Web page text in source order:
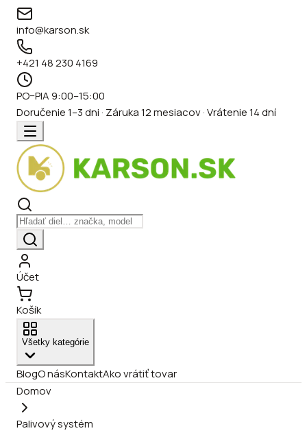
info@karson.sk
+421 48 230 4169
PO–PIA 9:00–15:00
Doručenie 1–3 dni · Záruka 12 mesiacov · Vrátenie 14 dní
Účet
Košík
Všetky kategórie
BlogO násKontaktAko vrátiť tovar
Domov
Palivový systém